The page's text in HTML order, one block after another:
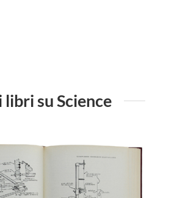
su Science